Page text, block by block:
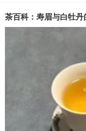
茶百科：寿眉与白牡丹